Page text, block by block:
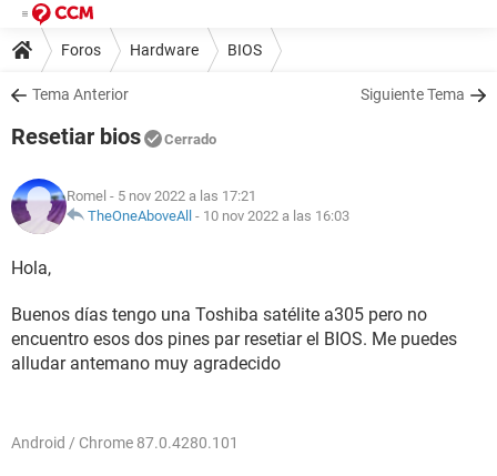
Foros Hardware BIOS
Tema Anterior Siguiente Tema
Resetiar bios Cerrado
Romel - 5 nov 2022 a las 17:21
TheOneAboveAll - 10 nov 2022 a las 16:03
Hola,
Buenos días tengo una Toshiba satélite a305 pero no
encuentro esos dos pines par resetiar el BIOS. Me puedes
alludar antemano muy agradecido
Android / Chrome 87.0.4280.101